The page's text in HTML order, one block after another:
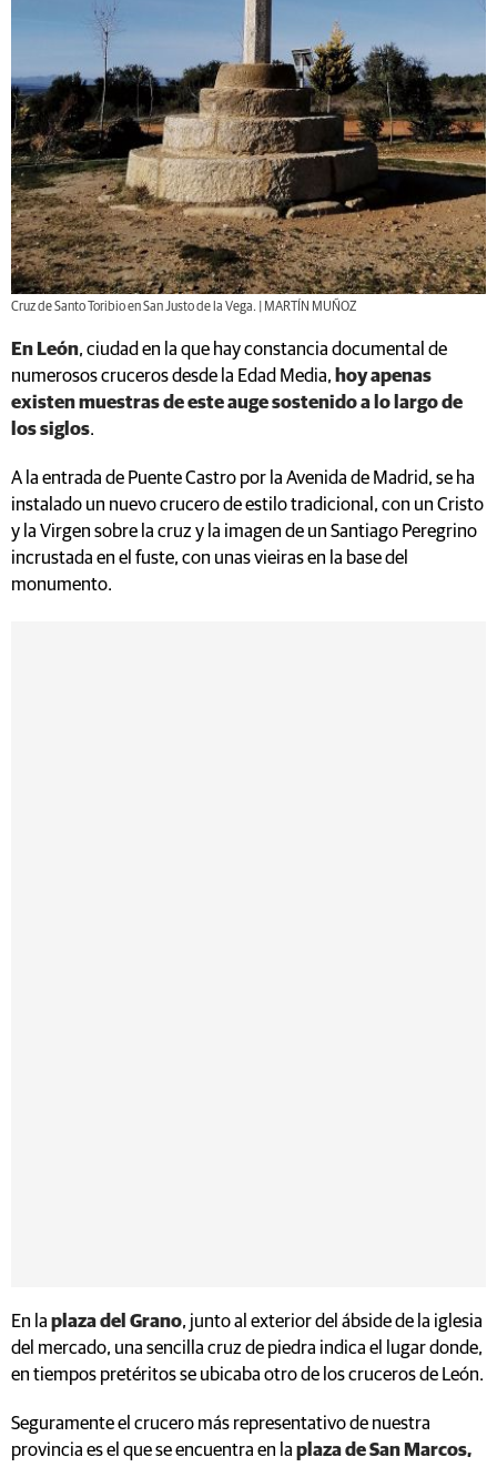
Cruz de Santo Toribio en San Justo de la Vega. | MARTÍN MUÑOZ
En León, ciudad en la que hay constancia documental de
numerosos cruceros desde la Edad Media, hoy apenas
existen muestras de este auge sostenido a lo largo de
los siglos.
A la entrada de Puente Castro por la Avenida de Madrid, se ha
instalado un nuevo crucero de estilo tradicional, con un Cristo
y la Virgen sobre la cruz y la imagen de un Santiago Peregrino
incrustada en el fuste, con unas vieiras en la base del
monumento.
En la plaza del Grano, junto al exterior del ábside de la iglesia
del mercado, una sencilla cruz de piedra indica el lugar donde,
en tiempos pretéritos se ubicaba otro de los cruceros de León.
Seguramente el crucero más representativo de nuestra
provincia es el que se encuentra en la plaza de San Marcos,